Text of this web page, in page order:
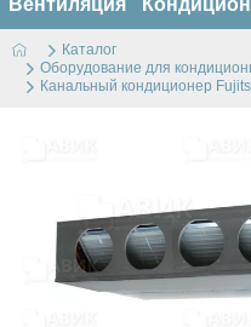
Вентиляция
Каталог
Оборудование для
Канальный кондиционер